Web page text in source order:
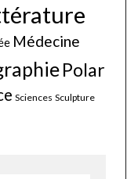
Médecine
Polar
Sciences Sculpture